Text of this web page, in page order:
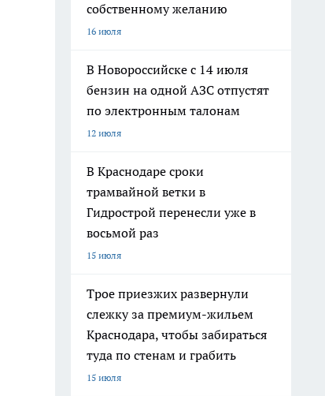
собственному желанию
16 июля
В Новороссийске с 14 июля
бензин на одной АЗС отпустят
по электронным талонам
12 июля
В Краснодаре сроки
трамвайной ветки в
Гидрострой перенесли уже в
восьмой раз
15 июля
Трое приезжих развернули
слежку за премиум-жильем
Краснодара, чтобы забираться
туда по стенам и грабить
15 июля